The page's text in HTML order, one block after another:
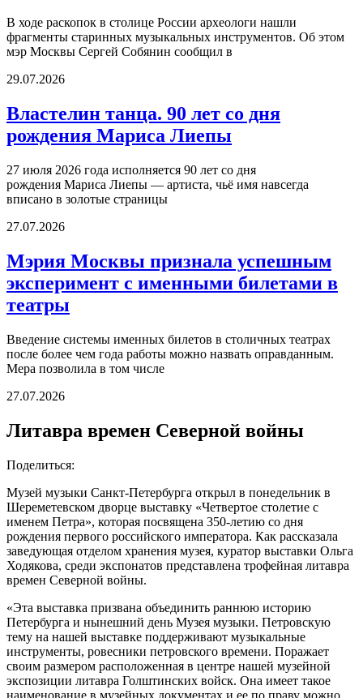
В ходе раскопок в столице России археологи нашли
фрагменты старинных музыкальных инструментов. Об этом
мэр Москвы Сергей Собянин сообщил в
29.07.2026
Властелин танца. 90 лет со дня
рождения Мариса Лиепы
27 июля 2026 года исполняется 90 лет со дня
рождения Мариса Лиепы — артиста, чьё имя навсегда
вписано в золотые страницы
27.07.2026
Мэрия Москвы признала успешным
эксперимент с именными билетами в
театры
Введение системы именных билетов в столичных театрах
после более чем года работы можно назвать оправданным.
Мера позволила в том числе
27.07.2026
Литавра времен Северной войны
Поделиться:
Музей музыки Санкт-Петербурга открыл в понедельник в
Шереметевском дворце выставку «Четвертое столетие с
именем Петра», которая посвящена 350-летию со дня
рождения первого российского императора. Как рассказала
заведующая отделом хранения музея, куратор выставки Ольга
Ходякова, среди экспонатов представлена трофейная литавра
времен Северной войны.
«Эта выставка призвана объединить раннюю историю
Петербурга и нынешний день Музея музыки. Петровскую
тему на нашей выставке поддерживают музыкальные
инструменты, ровесники петровского времени. Поражает
своим размером расположенная в центре нашей музейной
экспозиции литавра Голштинских войск. Она имеет такое
наименование в музейных документах и ее по праву можно